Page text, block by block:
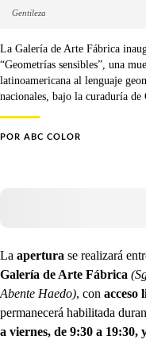
Gentileza
La Galería de Arte Fábrica
“Geometrías sensibles”, una
latinoamericana al lenguaje
nacionales, bajo la curaduría de
POR ABC COLOR
La apertura se realizará
Galería de Arte Fábrica
Abente Haedo), con acceso
permanecerá habilitada
a viernes, de 9:30 a 19:30,